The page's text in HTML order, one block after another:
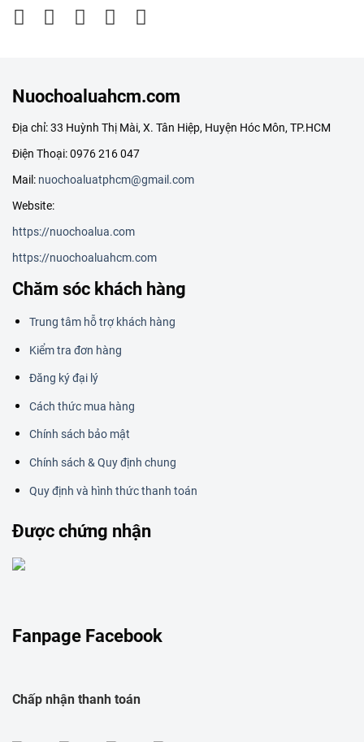
Nuochoaluahcm.com
Địa chỉ: 33 Huỳnh Thị Mài, X. Tân Hiệp, Huyện Hóc Môn, TP.HCM
Điện Thoại: 0976 216 047
Mail: nuochoaluatphcm@gmail.com
Website:
https://nuochoalua.com
https://nuochoaluahcm.com
Chăm sóc khách hàng
Trung tâm hỗ trợ khách hàng
Kiểm tra đơn hàng
Đăng ký đại lý
Cách thức mua hàng
Chính sách bảo mật
Chính sách & Quy định chung
Quy định và hình thức thanh toán
Được chứng nhận
Fanpage Facebook
Chấp nhận thanh toán